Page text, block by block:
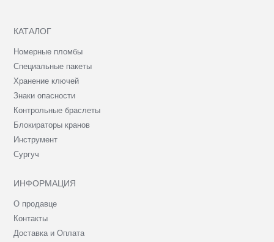
КАТАЛОГ
Номерные пломбы
Специальные пакеты
Хранение ключей
Знаки опасности
Контрольные браслеты
Блокираторы кранов
Инструмент
Сургуч
ИНФОРМАЦИЯ
О продавце
Контакты
Доставка и Оплата